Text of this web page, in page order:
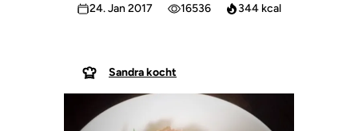
24. Jan 2017 16536 344 kcal
Sandra kocht